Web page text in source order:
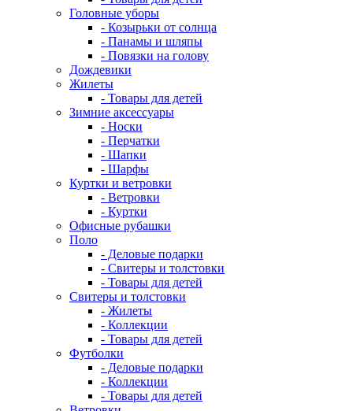
Головные уборы
- Козырьки от солнца
- Панамы и шляпы
- Повязки на голову
Дождевики
Жилеты
- Товары для детей
Зимние аксессуары
- Носки
- Перчатки
- Шапки
- Шарфы
Куртки и ветровки
- Ветровки
- Куртки
Офисные рубашки
Поло
- Деловые подарки
- Свитеры и толстовки
- Товары для детей
Свитеры и толстовки
- Жилеты
- Коллекции
- Товары для детей
Футболки
- Деловые подарки
- Коллекции
- Товары для детей